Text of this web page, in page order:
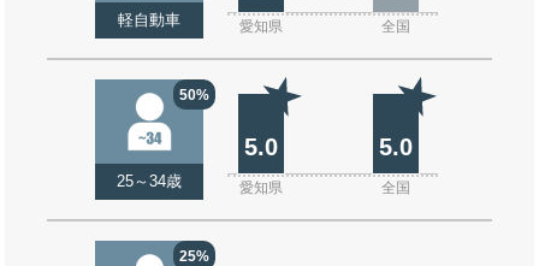
軽自動車 愛知県 全国
50%
25～34歳
5.0 5.0
愛知県 全国
25%